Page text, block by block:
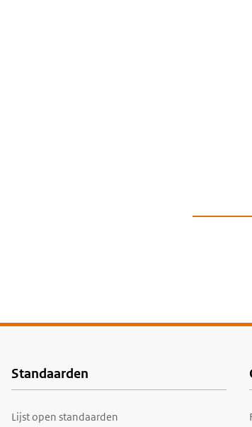
Voet
Standaarden
Lijst open standaarden